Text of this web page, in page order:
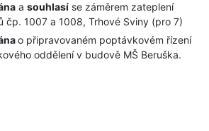
a souhlasí se záměrem zateplení
čp. 1007 a 1008, Trhové Sviny (pro 7)
o připravovaném poptávkovém řízení
oddělení v budově MŠ Beruška.